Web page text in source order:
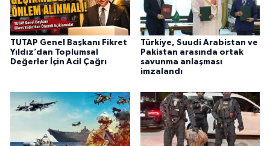
TUTAP Genel Başkanı Fikret
Yıldız’dan Toplumsal
Değerler İçin Acil Çağrı
Türkiye, Suudi Arabistan ve
Pakistan arasında ortak
savunma anlaşması
imzalandı